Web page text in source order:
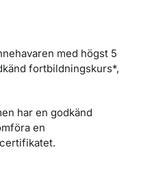
med högst 5
fortbildningskurs*,
har en godkänd
en